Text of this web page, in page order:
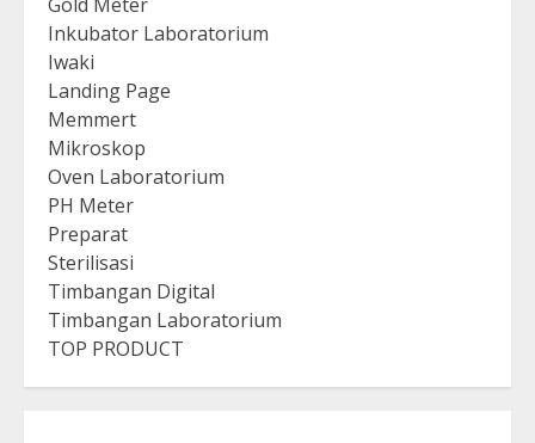
Inkubator Laboratorium
Iwaki
Landing Page
Memmert
Mikroskop
Oven Laboratorium
PH Meter
Preparat
Sterilisasi
Timbangan Digital
Timbangan Laboratorium
TOP PRODUCT